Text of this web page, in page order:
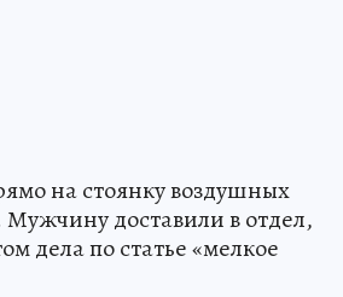
на стоянку воздушных
Мужчину доставили в отдел,
дела по статье «мелкое